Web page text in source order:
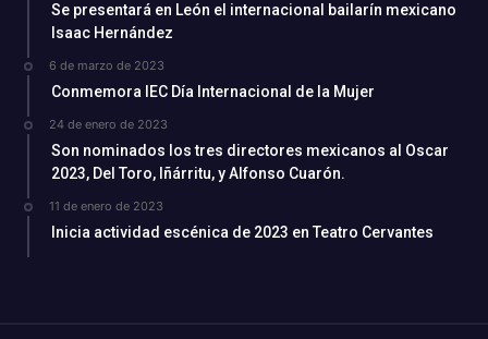
Se presentará en León el internacional bailarín mexicano
Isaac Hernández
6 de marzo de 2023
Conmemora IEC Día Internacional de la Mujer
24 de enero de 2023
Son nominados los tres directores mexicanos al Oscar
2023, Del Toro, Iñárritu, y Alfonso Cuarón.
11 de enero de 2023
Inicia actividad escénica de 2023 en Teatro Cervantes